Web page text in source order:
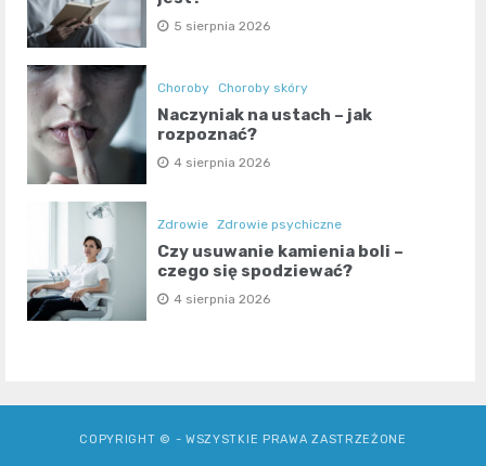
5 sierpnia 2026
Choroby Choroby skóry
Naczyniak na ustach – jak
rozpoznać?
4 sierpnia 2026
Zdrowie Zdrowie psychiczne
Czy usuwanie kamienia boli –
czego się spodziewać?
4 sierpnia 2026
COPYRIGHT © - WSZYSTKIE PRAWA ZASTRZEŻONE